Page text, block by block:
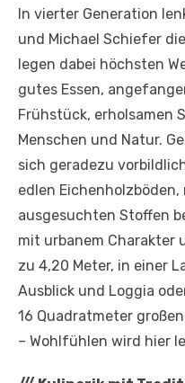
In vierter Generation
und Michael Schiefer
legen dabei höchsten
gutes Essen,
Frühstück, erholsamen
Menschen und Natur.
sich geradezu
edlen
ausgesuchten Stoffen
mit urbanem Charakter
zu 4,20 Meter, in einer
Ausblick und Loggia
16 Quadratmeter
– Wohlfühlen wird hier